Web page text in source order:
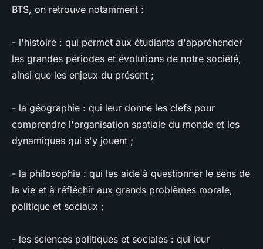
BTS, on retrouve notamment :
- l'histoire : qui permet aux étudiants d'appréhender
les grandes périodes et évolutions de notre société,
ainsi que les enjeux du présent ;
- la géographie : qui leur donne les clefs pour
comprendre l'organisation spatiale du monde et les
dynamiques qui s'y jouent ;
- la philosophie : qui les aide à questionner le sens de
la vie et à réfléchir aux grands problèmes morale,
politique et sociaux ;
- les sciences politiques et sociales : qui leur